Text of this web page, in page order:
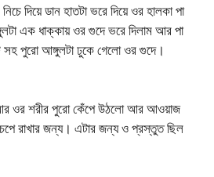
দিয়ে ডান হাতটা ভরে দিয়ে ওর হালকা পা
এক ধাক্কায় ওর গুদে ভরে দিলাম আর পা
সহ পুরো আঙ্গুলটা ঢুকে গেলো ওর গুদে।
ওর শরীর পুরো কেঁপে উঠলো আর আওয়াজ
রাখার জন্য। এটার জন্য ও প্রস্তুত ছিল